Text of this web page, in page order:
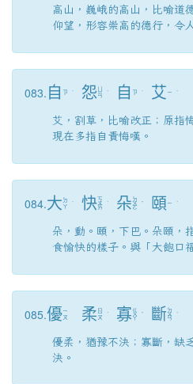
高山，巍峨的高山，比喻道
仰望，形容崇高的德行，令
083. 自 ㄗ ˋ 怨 ㄢ
ˋ 自 ㄗ ˋ 艾 ㄧ ˋ
艾，割草，比喻改正；原指
現在多指自責悔嘆。
084.大 ㄉ
ㄚ
ˋ 快ㄎ
ㄨ
ㄞ
ˋ 朵 ㄉ
ㄨ
ㄛ
ˇ 頤 ㄧ ˊ
朵，動。頤，下巴。朵頤，
食愉快的樣子。與「大飽口
085.優ㄧ
ㄡ
柔 ㄖ
ㄡ
ˊ 寡 ㄍ
ㄨ
ㄚ
ˇ 斷 ㄉ
ㄨ
ㄢ
ˋ
優柔，猶豫不決；寡斷，缺
決。